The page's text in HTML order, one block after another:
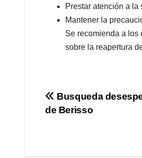
Prestar atención a
Mantener la
Se recomienda a los
sobre la reapertura
Navegación
Busqueda
de Berisso